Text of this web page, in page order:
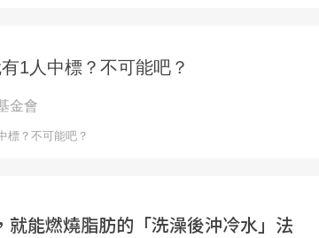
就能燃燒脂肪的「洗澡後沖冷水」法